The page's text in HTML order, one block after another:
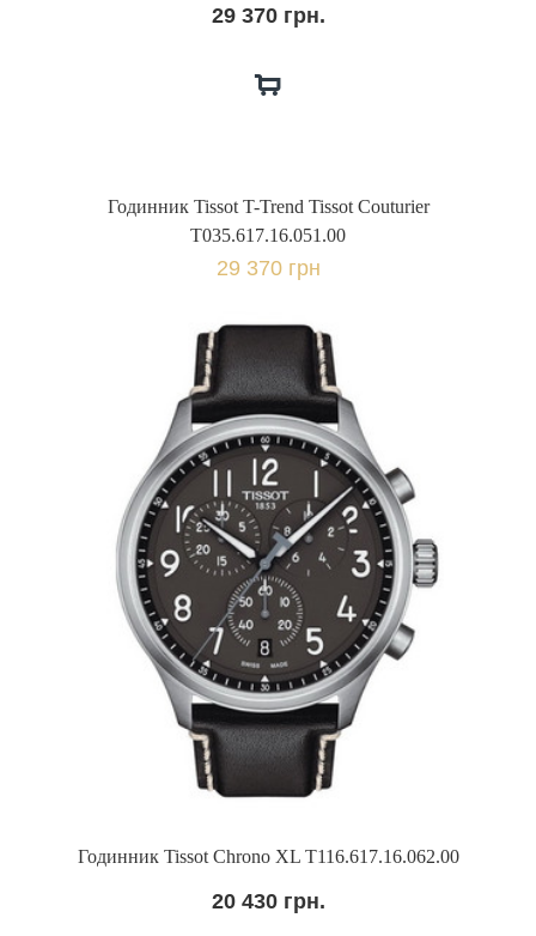
29 370 грн.
Годинник Tissot T-Trend Tissot Couturier
T035.617.16.051.00
29 370 грн
Годинник Tissot Chrono XL T116.617.16.062.00
20 430 грн.